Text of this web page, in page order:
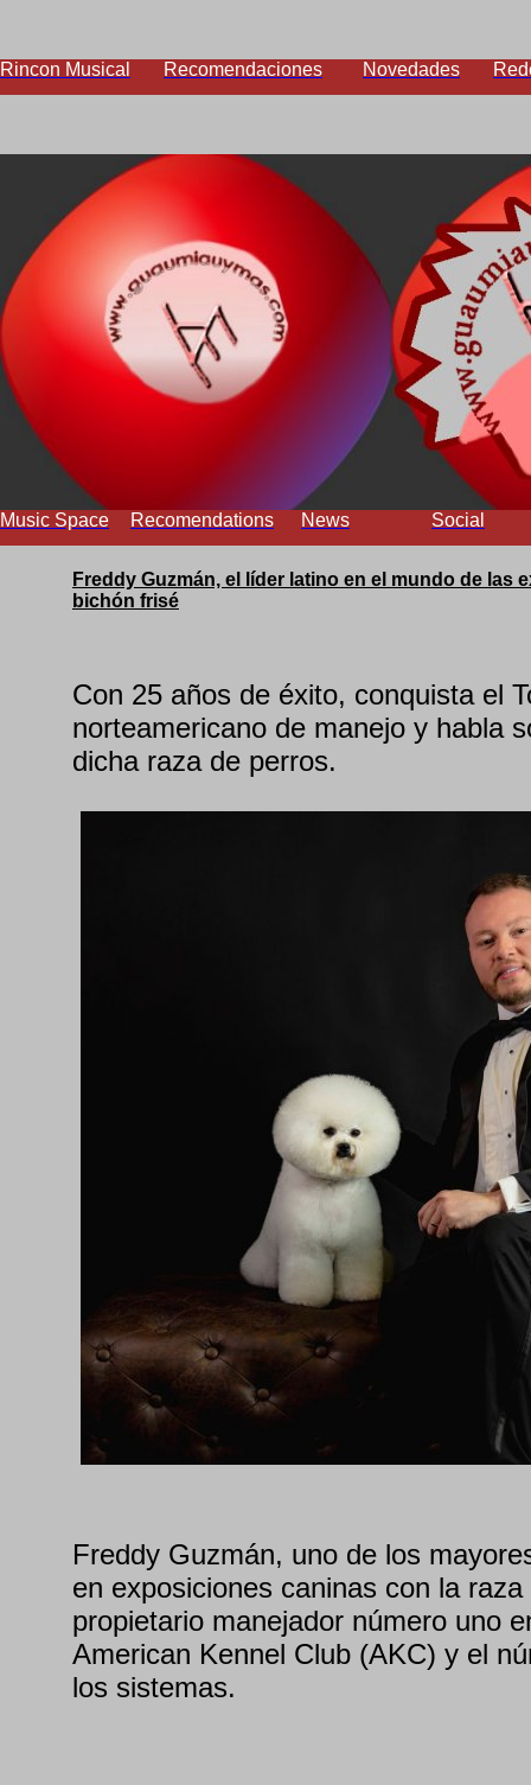
Rincon Musical Recomendaciones Novedades
Music Space Recomendations News Social
Freddy Guzmán, el líder latino en el mundo de las
bichón frisé
Con 25 años de éxito, conquista el
norteamericano de manejo y habla
dicha raza de perros.
Freddy Guzmán, uno de los
en exposiciones caninas con la
propietario manejador número uno
American Kennel Club (AKC) y el
los sistemas.